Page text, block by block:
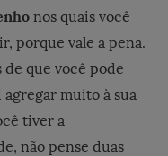
nos quais você
porque vale a pena.
que você pode
muito à sua
tiver a
não pense duas